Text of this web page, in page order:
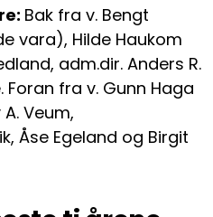
Bak fra v. Bengt
vara), Hilde Haukom
adm.dir. Anders R.
Foran fra v. Gunn Haga
Veum,
Åse Egeland og Birgit